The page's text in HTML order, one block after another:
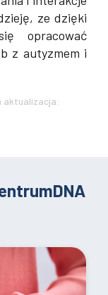
ze dzięki
opracować
z autyzmem i
aktualizacja: